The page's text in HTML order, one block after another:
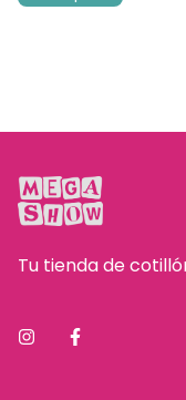
Tu tienda de